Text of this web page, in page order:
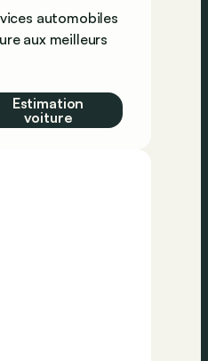
automobiles
aux meilleurs
Estimation
voiture